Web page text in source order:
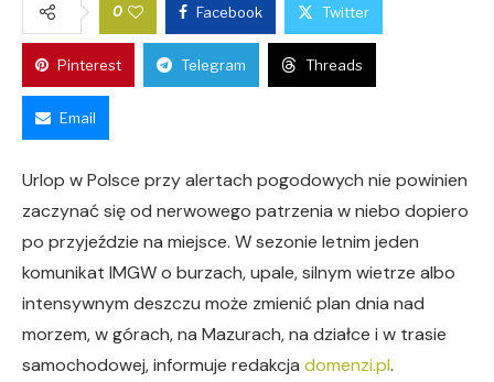
0 Facebook Twitter
Pinterest Telegram Threads
Email
Urlop w Polsce przy alertach pogodowych nie powinien
zaczynać się od nerwowego patrzenia w niebo dopiero
po przyjeździe na miejsce. W sezonie letnim jeden
komunikat IMGW o burzach, upale, silnym wietrze albo
intensywnym deszczu może zmienić plan dnia nad
morzem, w górach, na Mazurach, na działce i w trasie
samochodowej, informuje redakcja domenzi.pl.